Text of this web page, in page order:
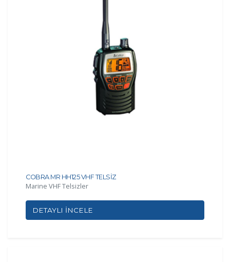
COBRA MR HH125 VHF TELSİZ
Marine VHF Telsizler
DETAYLI İNCELE